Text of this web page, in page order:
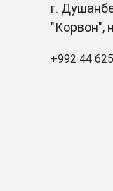
г.
"Корвон",
+992 44